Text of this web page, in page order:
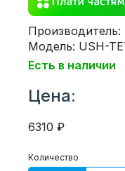
Производитель:
Модель: USH-
Есть в наличии
Цена:
6310 ₽
Количество